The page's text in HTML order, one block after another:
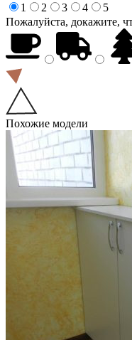
1
2 3 4
5
Пожалуйста, докажите,
Похожие модели